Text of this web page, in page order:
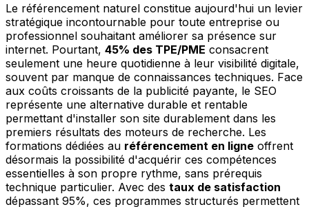
Le référencement naturel constitue aujourd'hui un levier
stratégique incontournable pour toute entreprise ou
professionnel souhaitant améliorer sa présence sur
internet. Pourtant, 45% des TPE/PME consacrent
seulement une heure quotidienne à leur visibilité digitale,
souvent par manque de connaissances techniques. Face
aux coûts croissants de la publicité payante, le SEO
représente une alternative durable et rentable
permettant d'installer son site durablement dans les
premiers résultats des moteurs de recherche. Les
formations dédiées au référencement en ligne offrent
désormais la possibilité d'acquérir ces compétences
essentielles à son propre rythme, sans prérequis
technique particulier. Avec des taux de satisfaction
dépassant 95%, ces programmes structurés permettent